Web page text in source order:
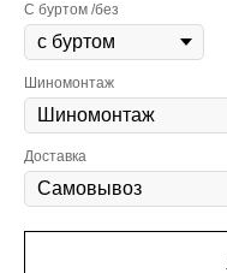
С буртом /без
Шиномонтаж
Доставка